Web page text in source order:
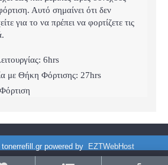
Αυτό σημαίνει ότι δεν
για το να πρέπει να φορτίζετε τις
6hrs
με Θήκη Φόρτισης: 27hrs
powered by EZTWebHost